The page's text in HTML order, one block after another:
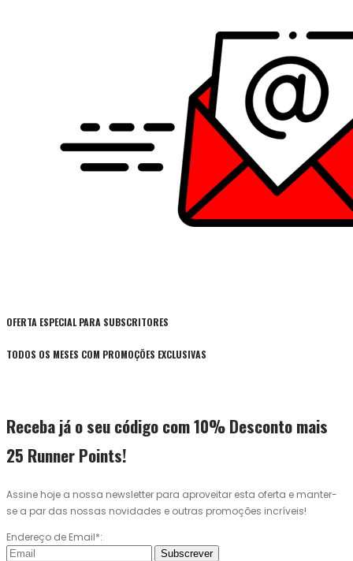
OFERTA ESPECIAL PARA SUBSCRITORES
TODOS OS MESES COM PROMOÇÕES EXCLUSIVAS
Receba já o seu código com 10% Desconto mais
25 Runner Points!
Assine hoje a nossa newsletter para aproveitar esta oferta e manter-
se a par das nossas novidades e outras promoções incríveis!
Endereço de Email*:
Subscrever